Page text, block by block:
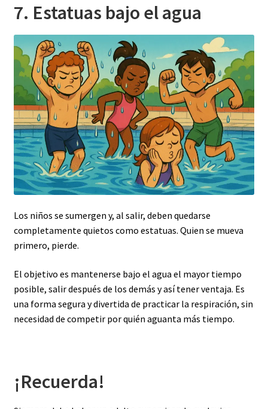
7. Estatuas bajo el agua
Los niños se sumergen y, al salir, deben quedarse
completamente quietos como estatuas. Quien se mueva
primero, pierde.
El objetivo es mantenerse bajo el agua el mayor tiempo
posible, salir después de los demás y así tener ventaja. Es
una forma segura y divertida de practicar la respiración, sin
necesidad de competir por quién aguanta más tiempo.
¡Recuerda!